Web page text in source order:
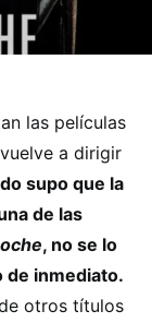
las películas
a dirigir
supo que la
de las
, no se lo
de inmediato.
otros títulos